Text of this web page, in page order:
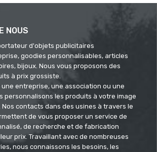
NOUS
d'objets publicitaires
goodies personnalisables, articles
bijoux. Nous vous proposons des
à prix grossiste.
une entreprise, une association ou une
personnalisons les produits à votre image
Nos contacts dans des usines à travers le
de vous proposer un service de
de recherche et de fabrication
prix. Travaillant avec de nombreuses
nous connaissons les besoins, les